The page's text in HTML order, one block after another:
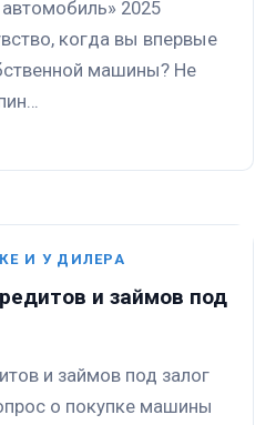
2025
когда вы впервые
машины? Не
И У ДИЛЕРА
и займов под
и займов под залог
о покупке машины